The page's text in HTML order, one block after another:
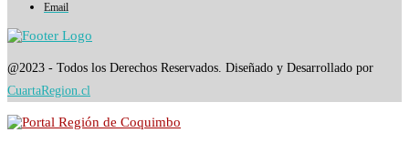
Email
@2023 - Todos los Derechos Reservados. Diseñado y Desarrollado por
CuartaRegion.cl